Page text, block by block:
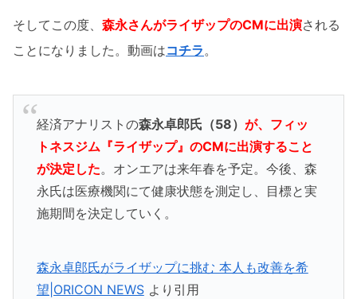
そしてこの度、 森永さんがライザップのCMに出演される
ことになりました。動画はコチラ。
経済アナリストの森永卓郎氏（58） が、フィッ
トネスジム『ライザップ』のCMに出演すること
が決定した。オンエアは来年春を予定。今後、森
永氏は医療機関にて健康状態を測定し、目標と実
施期間を決定していく。
森永卓郎氏がライザップに挑む 本人も改善を希
望|ORICON NEWSより引用